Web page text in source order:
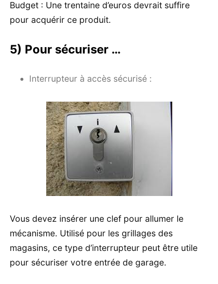
Budget : Une trentaine d’euros devrait suffire
pour acquérir ce produit.
5) Pour sécuriser …
Interrupteur à accès sécurisé :
Vous devez insérer une clef pour allumer le
mécanisme. Utilisé pour les grillages des
magasins, ce type d’interrupteur peut être utile
pour sécuriser votre entrée de garage.